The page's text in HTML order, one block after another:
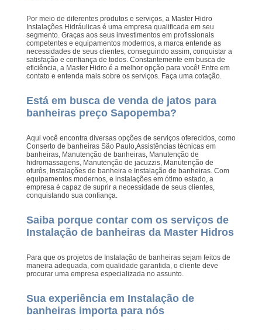
Por meio de diferentes produtos e serviços, a Master Hidro
Instalações Hidráulicas é uma empresa qualificada em seu
segmento. Graças aos seus investimentos em profissionais
competentes e equipamentos modernos, a marca entende as
necessidades de seus clientes, conseguindo assim, conquistar a
satisfação e confiança de todos. Constantemente em busca de
eficiência, a Master Hidro é a melhor opção para você! Entre em
contato e entenda mais sobre os serviços. Faça uma cotação.
Está em busca de venda de jatos para
banheiras preço Sapopemba?
Aqui você encontra diversas opções de serviços oferecidos, como
Conserto de banheiras São Paulo,Assistências técnicas em
banheiras, Manutenção de banheiras, Manutenção de
hidromassagens, Manutenção de jacuzzis, Manutenção de
ofurôs, Instalações de banheira e Instalação de banheiras. Com
equipamentos modernos, e instalações em ótimo estado, a
empresa é capaz de suprir a necessidade de seus clientes,
conquistando sua confiança.
Saiba porque contar com os serviços de
Instalação de banheiras da Master Hidros
Para que os projetos de Instalação de banheiras sejam feitos de
maneira adequada, com qualidade garantida, o cliente deve
procurar uma empresa especializada no assunto.
Sua experiência em Instalação de
banheiras importa para nós